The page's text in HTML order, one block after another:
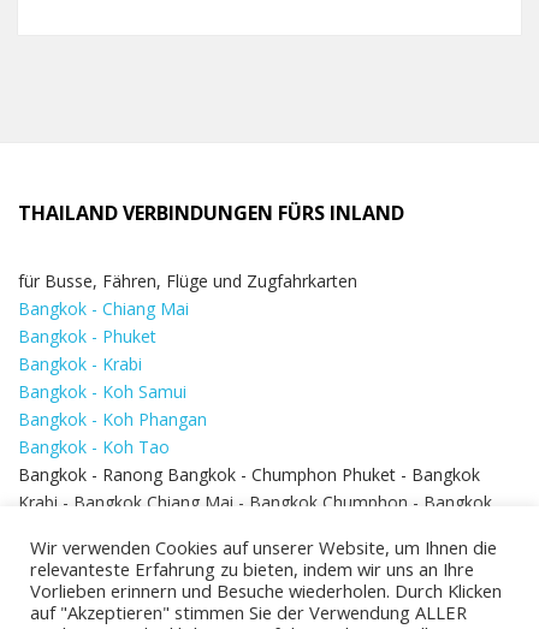
THAILAND VERBINDUNGEN FÜRS INLAND
für Busse, Fähren, Flüge und Zugfahrkarten
Bangkok - Chiang Mai
Bangkok - Phuket
Bangkok - Krabi
Bangkok - Koh Samui
Bangkok - Koh Phangan
Bangkok - Koh Tao
Bangkok - Ranong Bangkok - Chumphon Phuket - Bangkok
Krabi - Bangkok Chiang Mai - Bangkok Chumphon - Bangkok
Bangkok - Hua Hin
Wir verwenden Cookies auf unserer Website, um Ihnen die
relevanteste Erfahrung zu bieten, indem wir uns an Ihre
Vorlieben erinnern und Besuche wiederholen. Durch Klicken
auf "Akzeptieren" stimmen Sie der Verwendung ALLER